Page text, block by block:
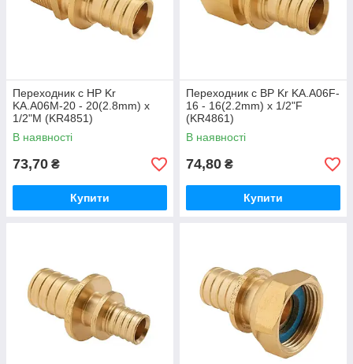
Переходник с НР Kr
KA.A06M-20 - 20(2.8mm) x
1/2"M (KR4851)
В наявності
73,70 ₴
Купити
Переходник с ВР Kr KA.A06F-
16 - 16(2.2mm) x 1/2"F
(KR4861)
В наявності
74,80 ₴
Купити